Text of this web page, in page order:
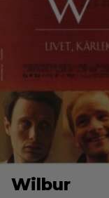
Wilbur